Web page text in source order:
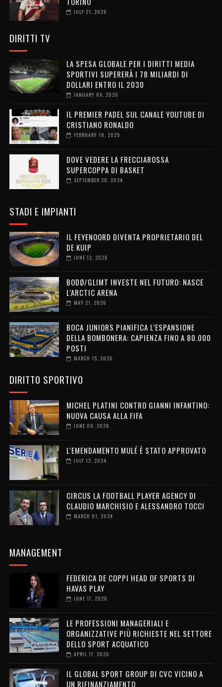
JULY 21, 2026
DIRITTI TV
LA SPESA GLOBALE PER I DIRITTI MEDIA
SPORTIVI SUPERERÀ I 78 MILIARDI DI
DOLLARI ENTRO IL 2030
JANUARY 06, 2026
IL PREMIER PADEL SUL CANALE YOUTUBE DI
CRISTIANO RONALDO
FEBRUARY 18, 2025
DOVE VEDERE LA FRECCIAROSSA
SUPERCOPPA DI BASKET
SEPTEMBER 20, 2024
STADI E IMPIANTI
IL FEYENOORD DIVENTA PROPRIETARIO DEL
DE KUIP
JUNE 12, 2026
BODØ/GLIMT INVESTE NEL FUTURO: NASCE
L’ARCTIC ARENA
MAY 21, 2026
BOCA JUNIORS PIANIFICA L’ESPANSIONE
DELLA BOMBONERA: CAPIENZA FINO A 80.000
POSTI
MARCH 15, 2026
DIRITTO SPORTIVO
MICHEL PLATINI CONTRO GIANNI INFANTINO:
NUOVA CAUSA ALLA FIFA
JUNE 09, 2026
L'EMENDAMENTO MULÉ È STATO APPROVATO
JULY 12, 2024
CIRCUS LA FOOTBALL PLAYER AGENCY DI
CLAUDIO MARCHISIO E ALESSANDRO TOCCI
MARCH 01, 2024
MANAGEMENT
FEDERICA DE COPPI HEAD OF SPORTS DI
HAVAS PLAY
JUNE 17, 2026
LE PROFESSIONI MANAGERIALI E
ORGANIZZATIVE PIÙ RICHIESTE NEL SETTORE
DELLO SPORT ACQUATICO
APRIL 17, 2026
IL GLOBAL SPORT GROUP DI CVC VICINO A
UN RIFINANZIAMENTO